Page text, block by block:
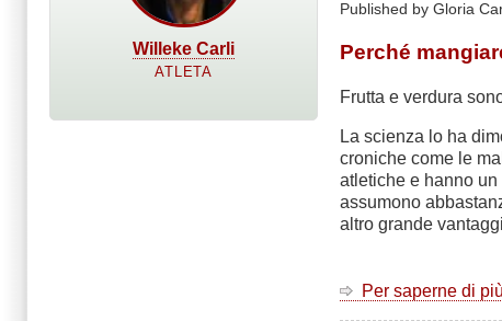
Willeke Carli
ATLETA
Published by Gloria
Perché
Frutta e verdura
La scienza lo ha
croniche come le
atletiche e hanno
assumono
altro grande
Per saperne di